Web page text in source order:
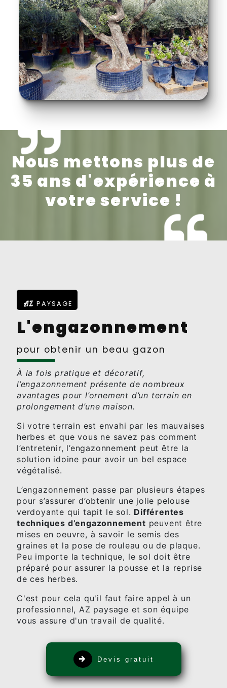
Nous mettons plus de
35 ans d'expérience à
votre service !
AZ PAYSAGE
L'engazonnement
pour obtenir un beau gazon
À la fois pratique et décoratif,
l’engazonnement présente de nombreux
avantages pour l’ornement d’un terrain en
prolongement d’une maison.
Si votre terrain est envahi par les mauvaises
herbes et que vous ne savez pas comment
l’entretenir, l’engazonnement peut être la
solution idoine pour avoir un bel espace
végétalisé.
L’engazonnement passe par plusieurs étapes
pour s’assurer d’obtenir une jolie pelouse
verdoyante qui tapit le sol. Différentes
techniques d’engazonnement peuvent être
mises en oeuvre, à savoir le semis des
graines et la pose de rouleau ou de plaque.
Peu importe la technique, le sol doit être
préparé pour assurer la pousse et la reprise
de ces herbes.
C'est pour cela qu'il faut faire appel à un
professionnel, AZ paysage et son équipe
vous assure d'un travail de qualité.
Devis gratuit